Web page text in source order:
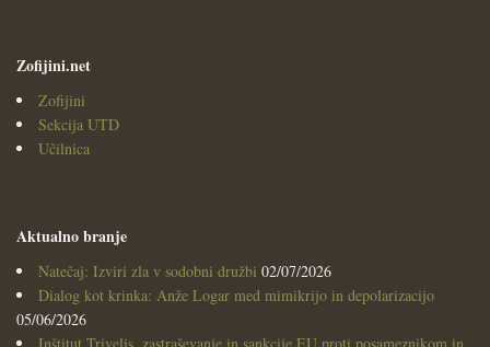
Zofijini.net
Zofijini
Sekcija UTD
Učilnica
Aktualno branje
Natečaj: Izviri zla v sodobni družbi 02/07/2026
Dialog kot krinka: Anže Logar med mimikrijo in depolarizacijo
05/06/2026